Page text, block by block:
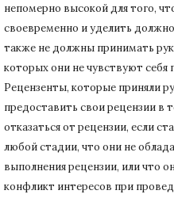
непомерно высокой для того,
своевременно и уделить
также не должны принимать
которых они не чувствуют
Рецензенты, которые приняли
предоставить свои рецензии в
отказаться от рецензии, если
любой стадии, что они не
выполнения рецензии, или что
конфликт интересов при